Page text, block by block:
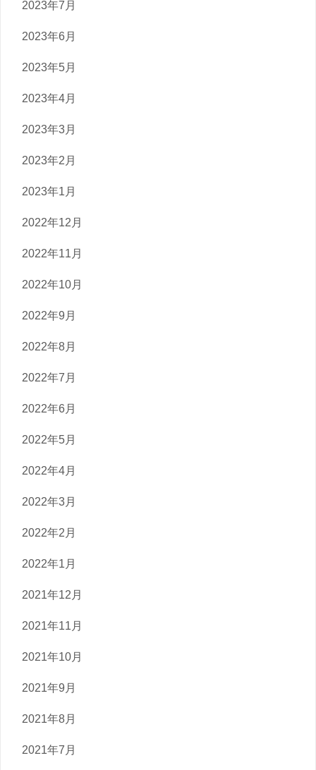
2023年7月
2023年6月
2023年5月
2023年4月
2023年3月
2023年2月
2023年1月
2022年12月
2022年11月
2022年10月
2022年9月
2022年8月
2022年7月
2022年6月
2022年5月
2022年4月
2022年3月
2022年2月
2022年1月
2021年12月
2021年11月
2021年10月
2021年9月
2021年8月
2021年7月